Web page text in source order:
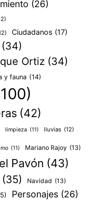
(26)
Ciudadanos (17)
(34)
Ortiz (34)
y fauna (14)
(42)
limpieza (11) lluvias (12)
(11) Mariano Rajoy (13)
Pavón (43)
(35) Navidad (13)
Personajes (26)